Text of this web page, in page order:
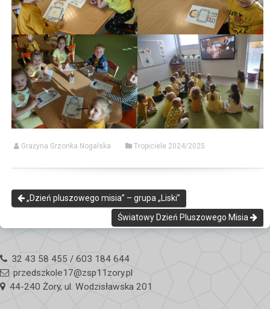
Grażyna Grzonka Nogalska Tropiciele 2024/2025
„Dzień pluszowego misia” – grupa „Liski”
Światowy Dzień Pluszowego Misia
32 43 58 455 / 603 184 644
przedszkole17@zsp11zory.pl
44-240 Żory, ul. Wodzisławska 201